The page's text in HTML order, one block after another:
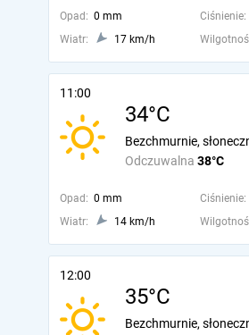
Opad: 0 mm Ciśnienie:
Wiatr:
17 km/h
11:00
34°C
Odczuwalna 38°C
Bezchmurnie,
Opad: 0 mm Ciśnienie:
Wiatr:
14 km/h
12:00
35°C
Bezchmurnie,